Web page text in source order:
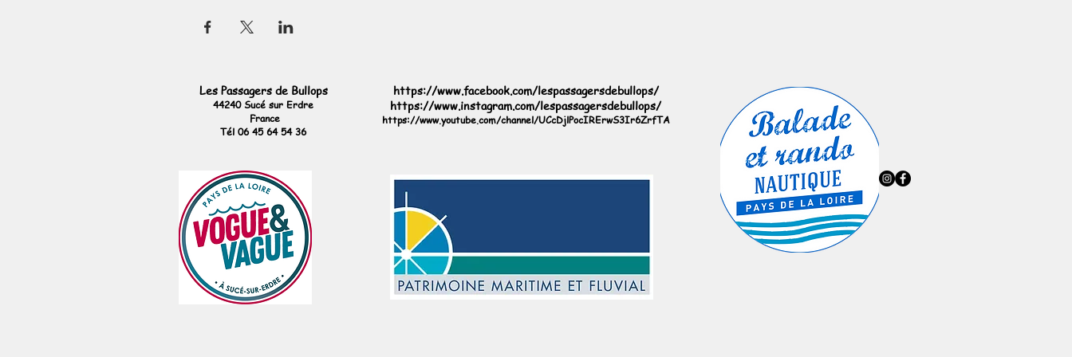
Les Passagers de Bullops
44240 Sucé sur Erdre
France
Tél 06 45 64 54 36
https://www.facebook.com/lespassagersdebullops/
https://www.instagram.com/lespassagersdebullops/
https://www.youtube.com/channel/UCcDjlPocIRErwS3Ir6ZrfTA